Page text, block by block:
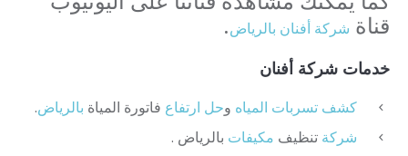
قناة شركة أفنان بالرياض.
خدمات شركة أفنان
كشف تسربات المياه وحل ارتفاع فاتورة المياة بالرياض.
شركة تنظيف مكيفات بالرياض .